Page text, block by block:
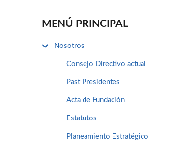
MENÚ PRINCIPAL
Nosotros
Consejo Directivo actual
Past Presidentes
Acta de Fundación
Estatutos
Planeamiento Estratégico